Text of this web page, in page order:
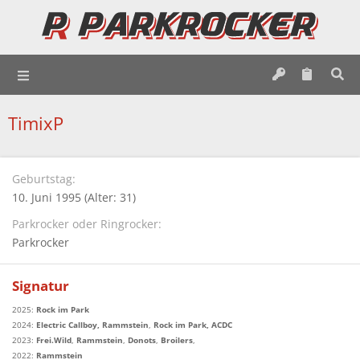
TimixP
Geburtstag
10. Juni 1995 (Alter: 31)
Parkrocker oder Ringrocker
Parkrocker
Signatur
2025: Rock im Park
2024: Electric Callboy, Rammstein, Rock im Park, ACDC
2023: Frei.Wild, Rammstein, Donots, Broilers,
2022: Rammstein